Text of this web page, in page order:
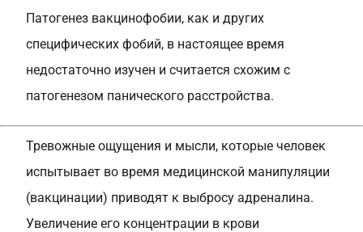
Патогенез вакцинофобии, как и других
специфических фобий, в настоящее время
недостаточно изучен и считается схожим с
патогенезом панического расстройства.
Тревожные ощущения и мысли, которые человек
испытывает во время медицинской манипуляции
(вакцинации) приводят к выбросу адреналина.
Увеличение его концентрации в крови